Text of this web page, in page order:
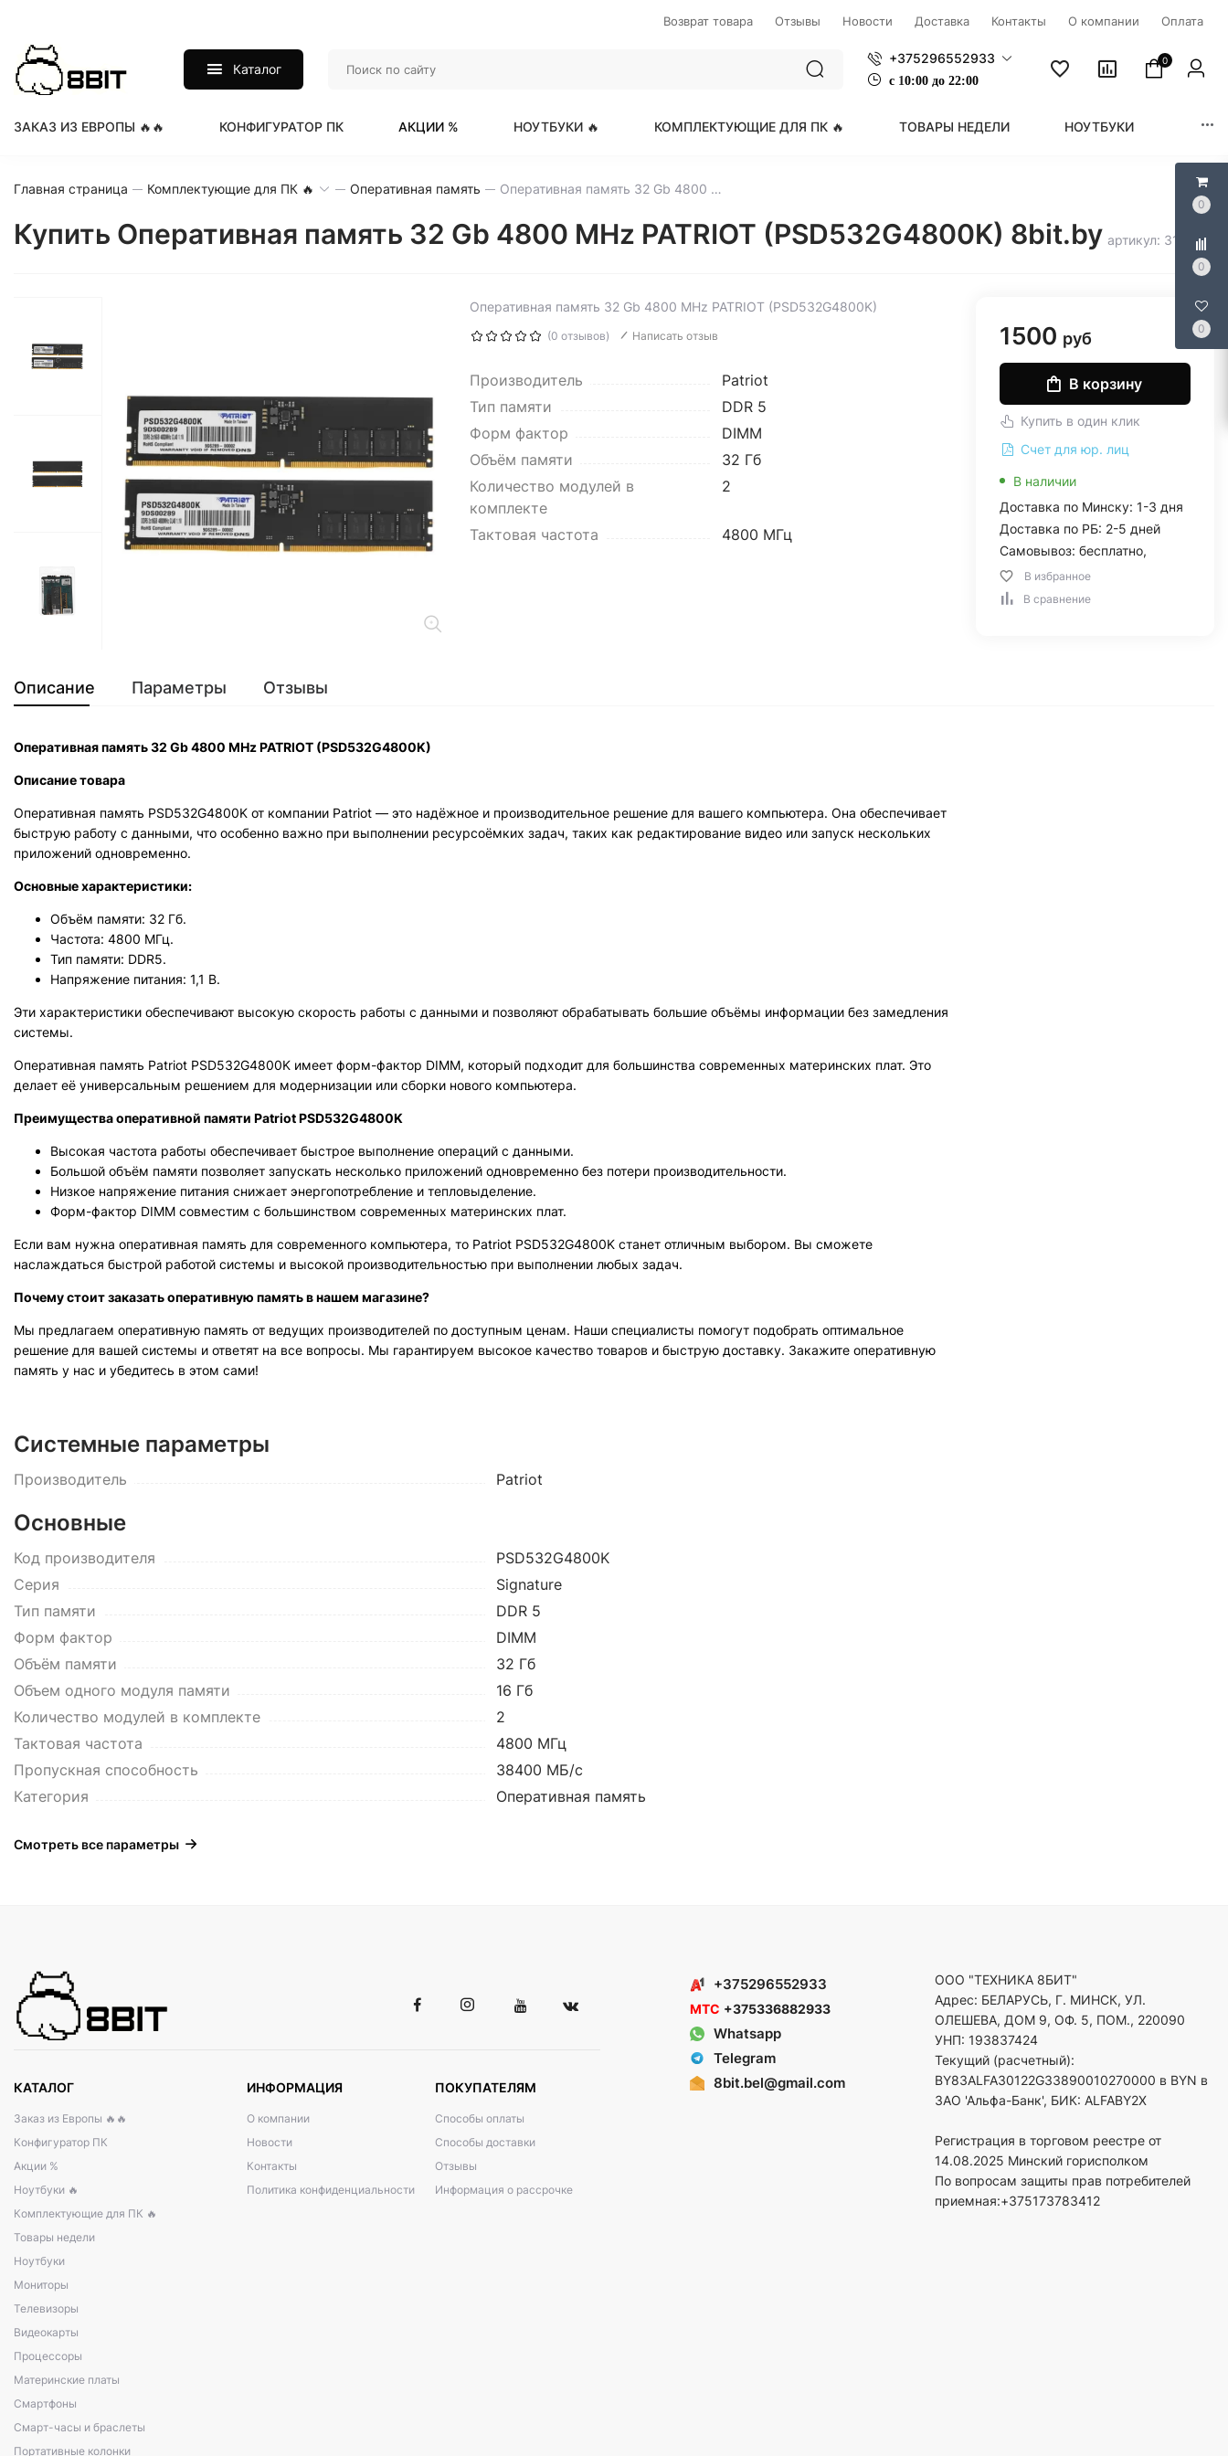
0
0
0
Возврат товара Отзывы Новости Доставка Контакты О компании Оплата
Каталог
+375296552933
с 1 0:00 до 22:00
0
ЗАКАЗ ИЗ ЕВРОПЫ 🔥🔥 КОНФИГУРАТОР ПК АКЦИИ % НОУТБУКИ 🔥 КОМПЛЕКТУЮЩИЕ ДЛЯ ПК 🔥 ТОВАРЫ НЕДЕЛИ НОУТБУКИ
Главная страница Комплектующие для ПК 🔥 Оперативная память Оперативная память 32 Gb 4800 MHz PATRIOT (PSD532G4800K)
Купить Оперативная память 32 Gb 4800 MHz PATRIOT (PSD532G4800K) 8bit.by артикул: 314508
Оперативная память 32 Gb 4800 MHz PATRIOT (PSD532G4800K)
(0 отзывов) Написать отзыв
Производитель
Patriot
Тип памяти
DDR 5
Форм фактор
DIMM
Объём памяти
32 Гб
Количество модулей в
комплекте
2
Тактовая частота 4800 МГц
1500 руб
В корзину
Купить в один клик
Счет для юр. лиц
В наличии
Доставка по Минску: 1-3 дня
Доставка по РБ: 2-5 дней
Самовывоз: бесплатно,
В избранное
В сравнение
Описание Параметры Отзывы
Оперативная память 32 Gb 4800 MHz PATRIOT (PSD532G4800K)
Описание товара
Оперативная память PSD532G4800K от компании Patriot — это надёжное и производительное решение для вашего компьютера. Она обеспечивает
быструю работу с данными, что особенно важно при выполнении ресурсоёмких задач, таких как редактирование видео или запуск нескольких
приложений одновременно.
Основные характеристики:
Объём памяти: 32 Гб.
Частота: 4800 МГц.
Тип памяти: DDR5.
Напряжение питания: 1,1 В.
Эти характеристики обеспечивают высокую скорость работы с данными и позволяют обрабатывать большие объёмы информации без замедления
системы.
Оперативная память Patriot PSD532G4800K имеет форм-фактор DIMM, который подходит для большинства современных материнских плат. Это
делает её универсальным решением для модернизации или сборки нового компьютера.
Преимущества оперативной памяти Patriot PSD532G4800K
Высокая частота работы обеспечивает быстрое выполнение операций с данными.
Большой объём памяти позволяет запускать несколько приложений одновременно без потери производительности.
Низкое напряжение питания снижает энергопотребление и тепловыделение.
Форм-фактор DIMM совместим с большинством современных материнских плат.
Если вам нужна оперативная память для современного компьютера, то Patriot PSD532G4800K станет отличным выбором. Вы сможете
наслаждаться быстрой работой системы и высокой производительностью при выполнении любых задач.
Почему стоит заказать оперативную память в нашем магазине?
Мы предлагаем оперативную память от ведущих производителей по доступным ценам. Наши специалисты помогут подобрать оптимальное
решение для вашей системы и ответят на все вопросы. Мы гарантируем высокое качество товаров и быструю доставку. Закажите оперативную
память у нас и убедитесь в этом сами!
Системные параметры
Производитель Patriot
Основные
Код производителя
PSD532G4800K
Серия
Signature
Тип памяти
DDR 5
Форм фактор
DIMM
Объём памяти
32 Гб
Объем одного модуля памяти
16 Гб
Количество модулей в комплекте
2
Тактовая частота
4800 МГц
Пропускная способность
38400 МБ/с
Категория
Оперативная память
Смотреть все параметры
КАТАЛОГ
Заказ из Европы 🔥🔥
Конфигуратор ПК
Акции %
Ноутбуки 🔥
Комплектующие для ПК 🔥
Товары недели
Ноутбуки
Мониторы
Телевизоры
Видеокарты
Процессоры
Материнские платы
Смартфоны
Смарт-часы и браслеты
Портативные колонки
ИНФОРМАЦИЯ
О компании
Новости
Контакты
Политика конфиденциальности
ПОКУПАТЕЛЯМ
Способы оплаты
Способы доставки
Отзывы
Информация о рассрочке
+375296552933
МТС +375336882933
Whatsapp
Telegram
8bit.bel@gmail.com
ООО "ТЕХНИКА 8БИТ"
Адрес: БЕЛАРУСЬ, Г. МИНСК, УЛ.
ОЛЕШЕВА, ДОМ 9, ОФ. 5, ПОМ., 220090
УНП: 193837424
Текущий (расчетный):
BY83ALFA30122G33890010270000 в BYN в
ЗАО 'Альфа-Банк', БИК: ALFABY2X
Регистрация в торговом реестре от
14.08.2025 Минский горисполком
По вопросам защиты прав потребителей
приемная:+375173783412